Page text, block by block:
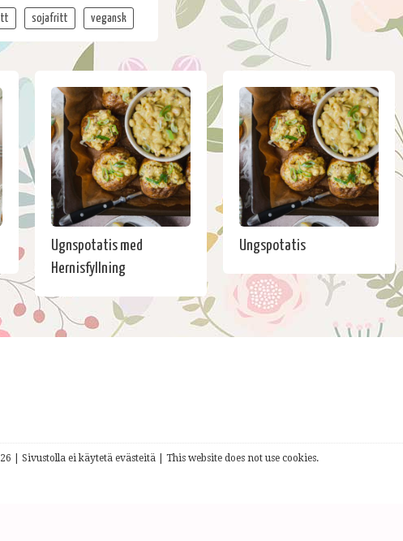
sojafritt vegansk
Ugnspotatis med
Hernisfyllning
Ungspotatis
| Sivustolla ei käytetä evästeitä | This website does not use cookies.